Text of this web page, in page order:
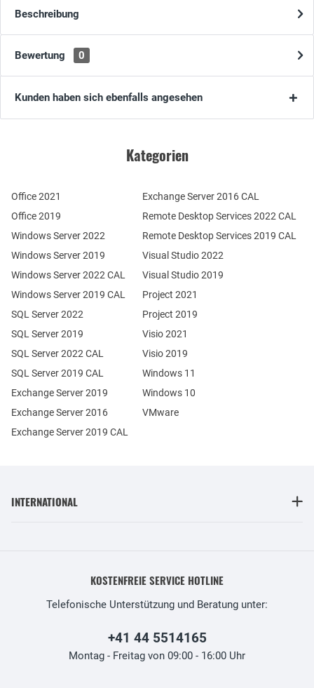
Beschreibung
Bewertung 0
Kunden haben sich ebenfalls angesehen
Kategorien
Office 2021
Office 2019
Windows Server 2022
Windows Server 2019
Exchange Server 2019
Exchange Server 2016
SQL Server 2022
SQL Server 2019
Windows Server 2022 CAL
Windows Server 2019 CAL
SQL Server 2022 CAL
SQL Server 2019 CAL
Remote Desktop Services 2022 CAL
Remote Desktop Services 2019 CAL
Exchange Server 2019 CAL
Exchange Server 2016 CAL
Visual Studio 2022
Visual Studio 2019
Project 2021
Project 2019
Visio 2021
Visio 2019
Windows 11
Windows 10
VMware
INTERNATIONAL
KOSTENFREIE SERVICE HOTLINE
Telefonische Unterstützung und Beratung unter:
+41 44 5514165
Montag - Freitag von 09:00 - 16:00 Uhr